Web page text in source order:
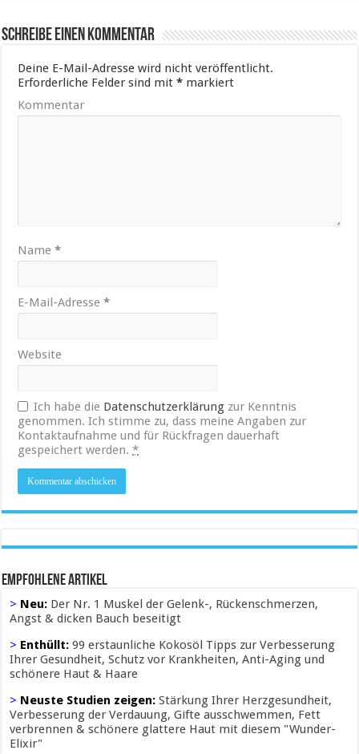
Schreibe einen Kommentar
Deine E-Mail-Adresse wird nicht veröffentlicht.
Erforderliche Felder sind mit* markiert
Kommentar
Name*
E-Mail-Adresse*
Website
Ich habe die Datenschutzerklärung zur Kenntnis
genommen. Ich stimme zu, dass meine Angaben zur
Kontaktaufnahme und für Rückfragen dauerhaft
gespeichert werden.*
Empfohlene Artikel
> Neu: Der Nr. 1 Muskel der Gelenk-, Rückenschmerzen,
Angst & dicken Bauch beseitigt
> Enthüllt:99 erstaunliche Kokosöl Tipps zur Verbesserung
Ihrer Gesundheit, Schutz vor Krankheiten, Anti-Aging und
schönere Haut & Haare
> Neuste Studien zeigen:Stärkung Ihrer Herzgesundheit,
Verbesserung der Verdauung, Gifte ausschwemmen, Fett
verbrennen & schönere glattere Haut mit diesem "Wunder-
Elixir"